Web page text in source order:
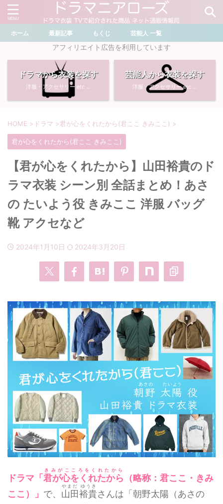
＼ ドラマ・芸能人を検索 ／
おすすめ検索ワード
川口春奈
・石原さとみ
・菜々緒
・堀田真由
多部未華子
・ 広瀬すず
・あのクズ
無能の鷹
・若草物語
・畑芽育
・
・わたしの宝物
ライオンの隠れ家
・ワンピース
・バッグ
・腕時計
ホーム 最新記事 もくじ 芸能人 一覧
アフィリエイト広告を利用しています
ドラマから衣装を探す
洋服・アクセサリー etc ...
芸能人から衣装を探す
洋服・アクセサリー etc ...
HOME > ドラマ >君が心をくれたから(君ここ きみここ) >
君が心をくれたから(君ここ きみここ)
【君が心をくれたから】山田裕貴のド
ラマ衣装 シーン別 全話まとめ！あさ
の たいよう役 きみここ 洋服 バッグ
靴 アクセなど
2024年1月10日 2024年3月20日
ドラマ「 君が心をくれたから
きみがこころをくれたから
（略称：君ここ・きみ
ここ）」 で、 山田裕貴
やまだ ゆうき
さんは「朝野太陽（あさの